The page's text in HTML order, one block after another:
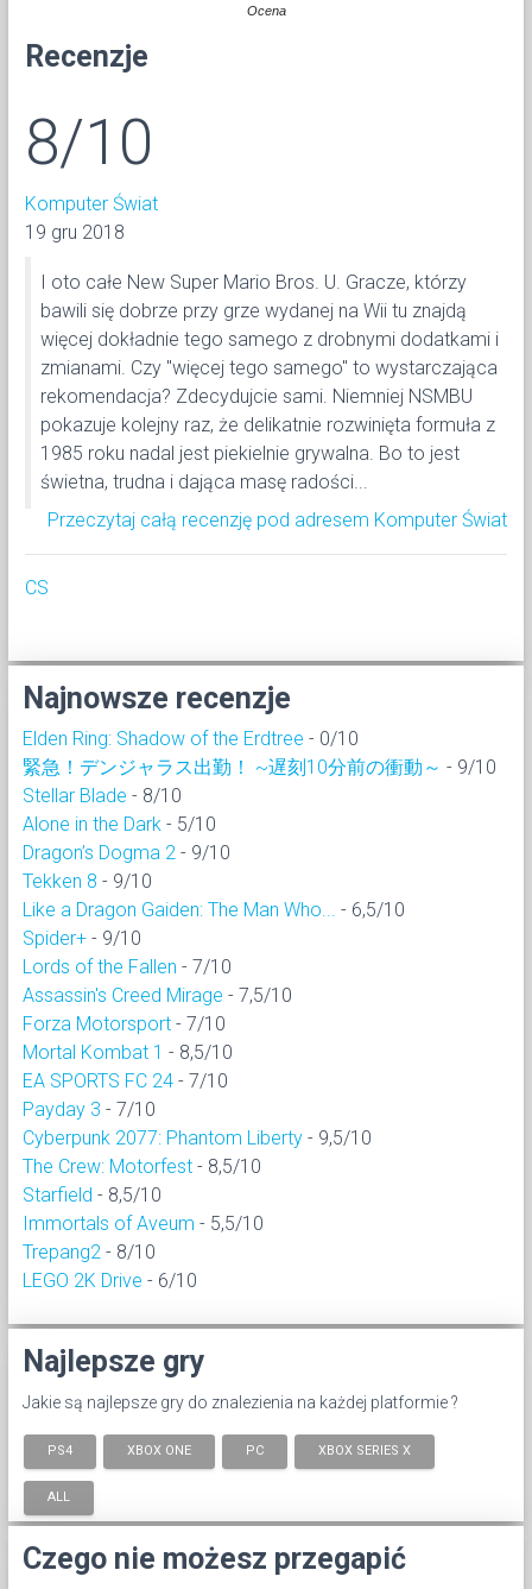
Ocena
Recenzje
8/10
Komputer Świat
19 gru 2018
I oto całe New Super Mario Bros. U. Gracze, którzy
bawili się dobrze przy grze wydanej na Wii tu znajdą
więcej dokładnie tego samego z drobnymi dodatkami i
zmianami. Czy "więcej tego samego" to wystarczająca
rekomendacja? Zdecydujcie sami. Niemniej NSMBU
pokazuje kolejny raz, że delikatnie rozwinięta formuła z
1985 roku nadal jest piekielnie grywalna. Bo to jest
świetna, trudna i dająca masę radości...
Przeczytaj całą recenzję pod adresem Komputer Świat
CS
Najnowsze recenzje
Elden Ring: Shadow of the Erdtree - 0/10
緊急！デンジャラス出勤！ ~遅刻10分前の衝動～ - 9/10
Stellar Blade - 8/10
Alone in the Dark - 5/10
Dragon’s Dogma 2 - 9/10
Tekken 8 - 9/10
Like a Dragon Gaiden: The Man Who...
- 6,5/10
Spider+ - 9/10
Lords of the Fallen - 7/10
Assassin's Creed Mirage - 7,5/10
Forza Motorsport - 7/10
Mortal Kombat 1 - 8,5/10
EA SPORTS FC 24 - 7/10
Payday 3 - 7/10
Cyberpunk 2077: Phantom Liberty - 9,5/10
The Crew: Motorfest - 8,5/10
Starfield - 8,5/10
Immortals of Aveum - 5,5/10
Trepang2 - 8/10
LEGO 2K Drive - 6/10
Najlepsze gry
Jakie są najlepsze gry do znalezienia na każdej platformie ?
PS4 XBOX ONE PC XBOX SERIES X
ALL
Czego nie możesz przegapić